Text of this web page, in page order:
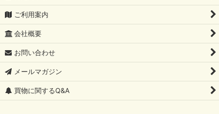
ご利用案内
会社概要
お問い合わせ
メールマガジン
買物に関するQ&A